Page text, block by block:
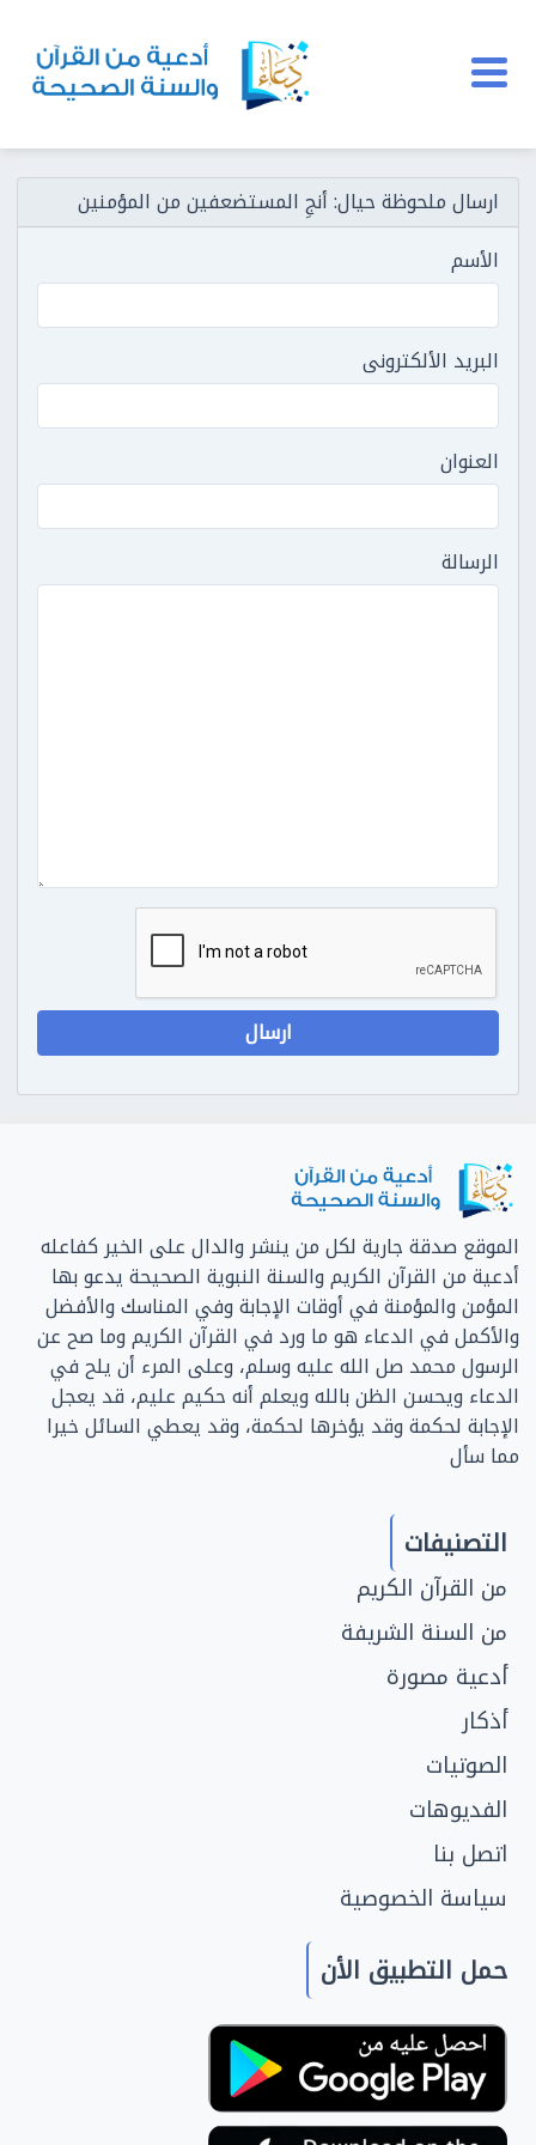
ارسال ملحوظة حيال: أنجِ المستضعفين من المؤمنين
الأسم
البريد الألكترونى
العنوان
الرسالة
الموقع صدقة جارية لكل من ينشر والدال على الخير كفاعله
أدعية من القرآن الكريم والسنة النبوية الصحيحة يدعو بها
المؤمن والمؤمنة في أوقات الإجابة وفي المناسك والأفضل
والأكمل في الدعاء هو ما ورد في القرآن الكريم وما صح عن
الرسول محمد صل الله عليه وسلم، وعلى المرء أن يلح في
الدعاء ويحسن الظن بالله ويعلم أنه حكيم عليم، قد يعجل
الإجابة لحكمة وقد يؤخرها لحكمة، وقد يعطي السائل خيرا
مما سأل
التصنيفات
من القرآن الكريم
من السنة الشريفة
أدعية مصورة
أذكار
الصوتيات
الفديوهات
اتصل بنا
سياسة الخصوصية
حمل التطبيق الأن